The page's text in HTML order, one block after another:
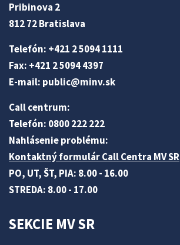
Pribinova 2
812 72 Bratislava
Telefón: +421 2 5094 1111
Fax: +421 2 5094 4397
E-mail: public@minv.sk
Call centrum:
Telefón: 0800 222 222
Nahlásenie problému:
Kontaktný formulár Call Centra MV SR
PO, UT, ŠT, PIA: 8.00 - 16.00
STREDA: 8.00 - 17.00
SEKCIE MV SR